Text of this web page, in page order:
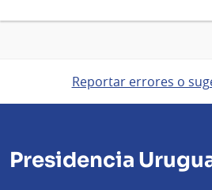
Reportar errores o
Presidencia